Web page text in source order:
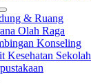
& Ruang
Olah Raga
Konseling
Kesehatan Sekolah